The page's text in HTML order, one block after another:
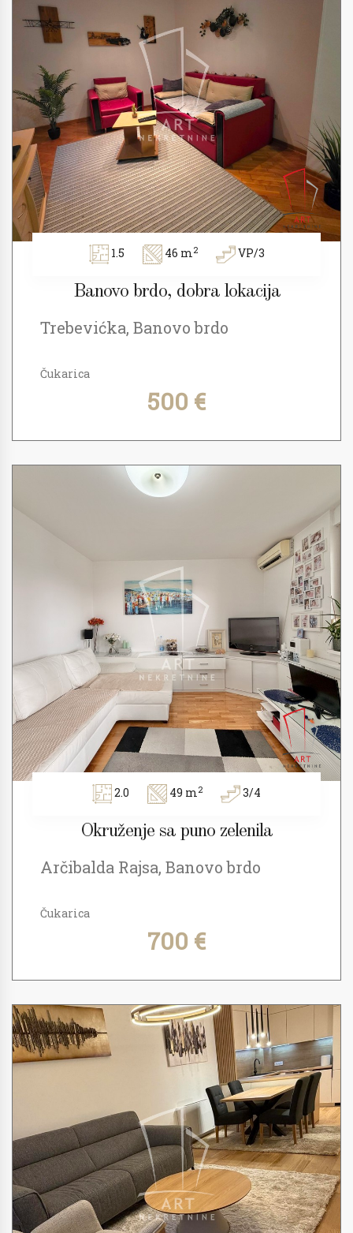
1.5 46 m2 VP/3
Banovo brdo, dobra lokacija
Trebevićka, Banovo brdo
Čukarica
500 €
2.0 49 m2 3/4
Okruženje sa puno zelenila
Arčibalda Rajsa, Banovo brdo
Čukarica
700 €